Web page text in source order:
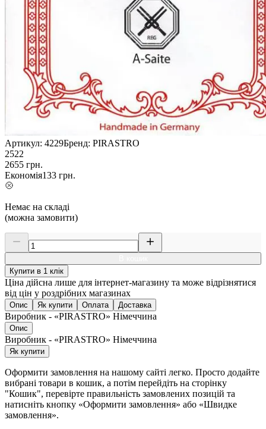
Артикул: 4229Бренд: PIRASTRO
2522
2655 грн.
Економія133 грн.
Немає на складі
(можна замовити)
Купити в 1 клік
Ціна дійсна лише для інтернет-магазину та може відрізнятися
від цін у роздрібних магазинах
Опис Як купити Оплата Доставка
Виробник - «PIRASTRO» Німеччина
Опис
Виробник - «PIRASTRO» Німеччина
Як купити
Оформити замовлення на нашому сайті легко. Просто додайте
вибрані товари в кошик, а потім перейдіть на сторінку
"Кошик", перевірте правильність замовлених позицій та
натисніть кнопку «Оформити замовлення» або «Швидке
замовлення».